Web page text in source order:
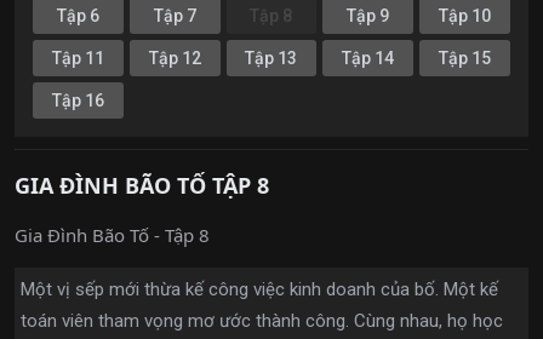
Tập 6 Tập 7 Tập 8 Tập 9 Tập 10
Tập 11 Tập 12 Tập 13 Tập 14 Tập 15
Tập 16
GIA ĐÌNH BÃO TỐ TẬP 8
Gia Đình Bão Tố - Tập 8
Một vị sếp mới thừa kế công việc kinh doanh của bố. Một kế
toán viên tham vọng mơ ước thành công. Cùng nhau, họ học